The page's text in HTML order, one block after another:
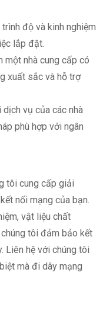
trình độ và kinh nghiệm
lắp đặt.
một nhà cung cấp có
xuất sắc và hỗ trợ
vụ của các nhà
phù hợp với ngân
tôi cung cấp giải
nối mạng của bạn.
vật liệu chất
tôi đảm bảo kết
Liên hệ với chúng tôi
mà đi dây mạng